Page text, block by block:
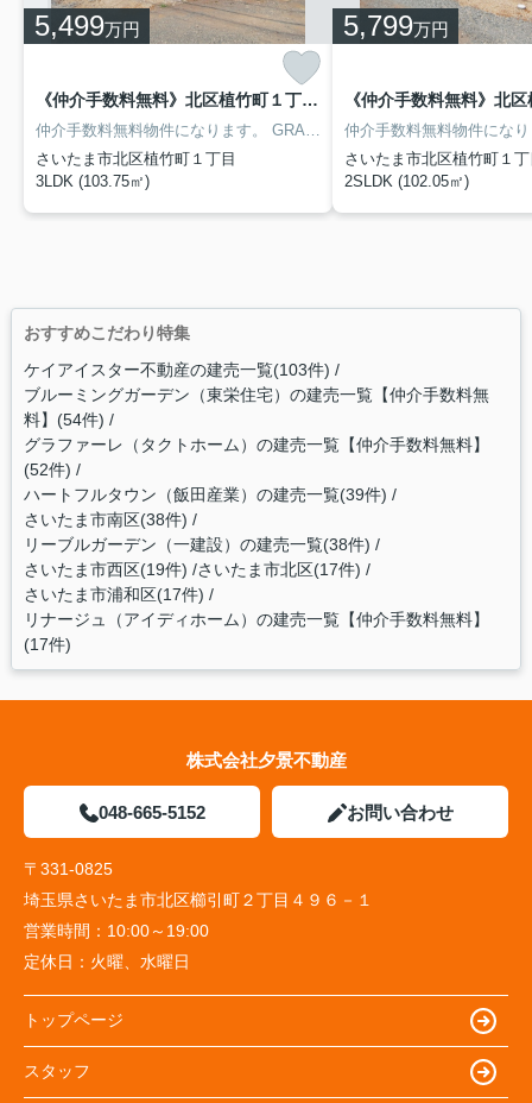
5,499万円
《仲介手数料無料》北区植竹町１丁目156新築一戸建てグラファーレ 3号棟
仲介手数料無料物件になります。
GRAFARE（グラファーレ）シリーズになります。
さいたま市北区植竹町１丁目
3LDK (103.75㎡)
5,799万円
仲介手数料無料物件にな
さいたま市北区植竹町１
2SLDK (102.05㎡)
おすすめこだわり特集
ケイアイスター不動産の建売一覧(103件)
ブルーミングガーデン（東栄住宅）の建売一覧【仲介手数料無
料】(54件)
グラファーレ（タクトホーム）の建売一覧【仲介手数料無料】
(52件)
ハートフルタウン（飯田産業）の建売一覧(39件)
さいたま市南区(38件)
リーブルガーデン（一建設）の建売一覧(38件)
さいたま市西区(19件) さいたま市北区(17件)
さいたま市浦和区(17件)
リナージュ（アイディホーム）の建売一覧【仲介手数料無料】
(17件)
株式会社夕景不動産
048-665-5152 お問い合わせ
〒331-0825
埼玉県さいたま市北区櫛引町２丁目４９６－１
営業時間： 10:00～19:00
定休日： 火曜、水曜日
トップページ
スタッフ